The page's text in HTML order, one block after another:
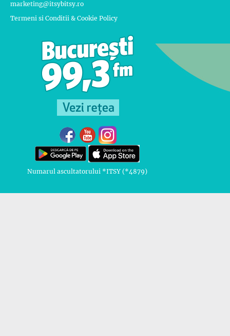
marketing@itsybitsy.ro
Termeni si Conditii & Cookie Policy
Numarul ascultatorului *ITSY (*4879)